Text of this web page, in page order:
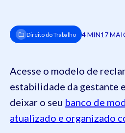
Direito do Trabalho 4 MIN17
Acesse o modelo de
estabilidade da gestante
deixar o seu banco de
atualizado e organizado